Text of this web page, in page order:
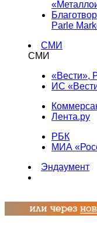
Parle
СМИ
СМИ
«Вести»,
ИС
Лента.ру
РБК
МИА
Эндаумент